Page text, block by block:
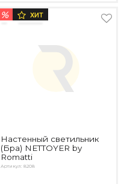
% ХИТ
Настенный светильник
(Бра) NETTOYER by
Romatti
Артикул: 8208